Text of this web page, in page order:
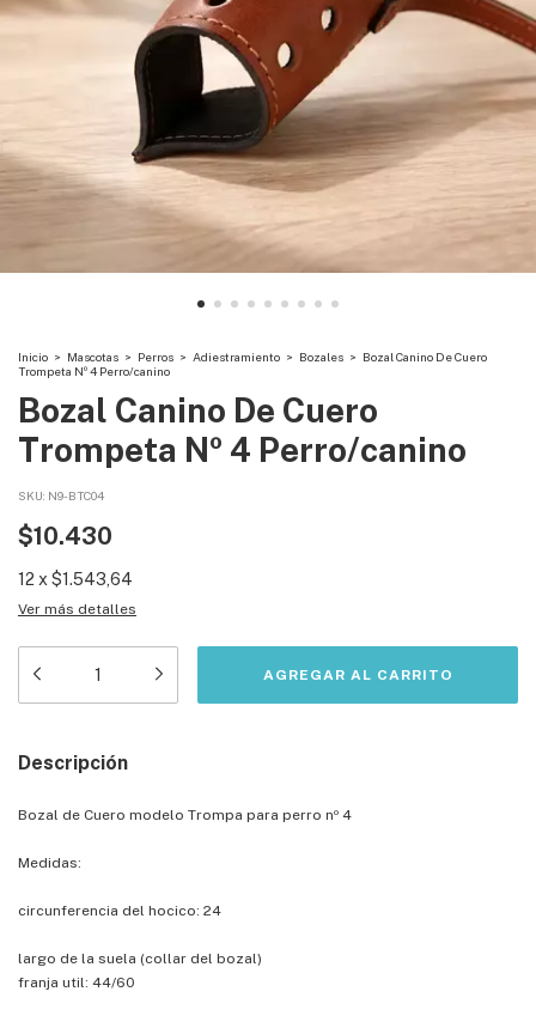
Inicio > Mascotas > Perros > Adiestramiento > Bozales > Bozal Canino De Cuero
Trompeta Nº 4 Perro/canino
Bozal Canino De Cuero
Trompeta Nº 4 Perro/canino
SKU: N9-BTC04
$10.430
12 x $1.543,64
Ver más detalles
Descripción
Bozal de Cuero modelo Trompa para perro nº 4
Medidas:
circunferencia del hocico: 24
largo de la suela (collar del bozal)
franja util: 44/60